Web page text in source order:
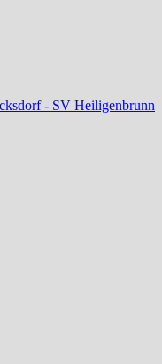
- SV Heiligenbrunn